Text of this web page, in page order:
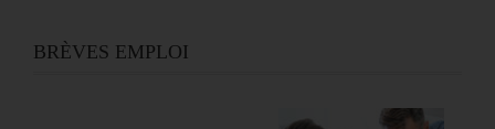
BRÈVES EMPLOI